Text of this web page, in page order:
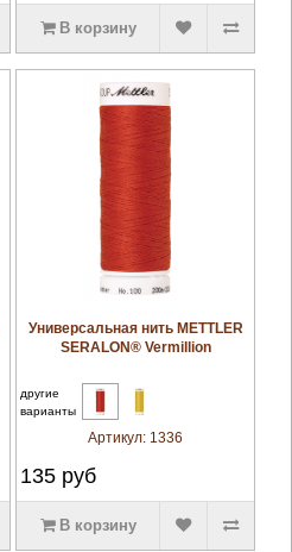
В корзину
увеличить
Универсальная нить METTLER
SERALON® Vermillion
другие
варианты
Артикул: 1336
135 руб
В корзину